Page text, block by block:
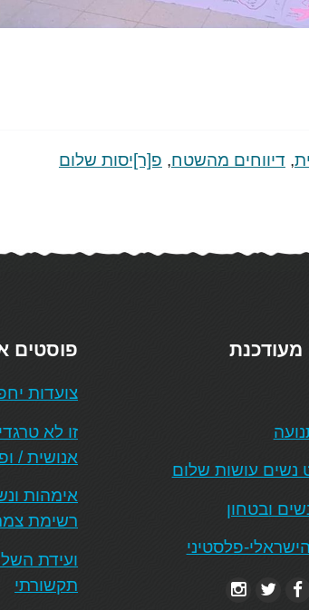
, דיווחים מהשטח, פ[ר]יסות שלום
מעודכנת
נשים עושות שלום
ובטחון
פלסטיני
פוסטים
צועדות
זו לא
אנושית /
אימהות
רשימת
ועידת
תקשורתי